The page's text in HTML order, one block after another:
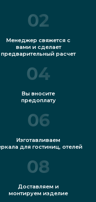
02
Менеджер свяжется с
вами и сделает
предварительный расчет
04
Вы вносите
предоплату
06
Изготавливаем
для гостиниц, отелей
08
Доставляем и
монтируем изделие